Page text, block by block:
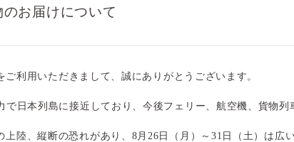
お届けについて
利用いただきまして、誠にありがとうございます。
で日本列島に接近しており、今後フェリー、航空機、貨物
陸、縦断の恐れがあり、8月26日（月）～31日（土）は広